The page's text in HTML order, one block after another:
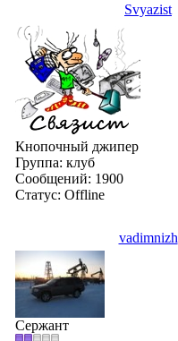
Svyazist
Кнопочный джипер
Группа: клуб
Сообщений: 1900
Статус: Offline
vadimnizh
Сержант